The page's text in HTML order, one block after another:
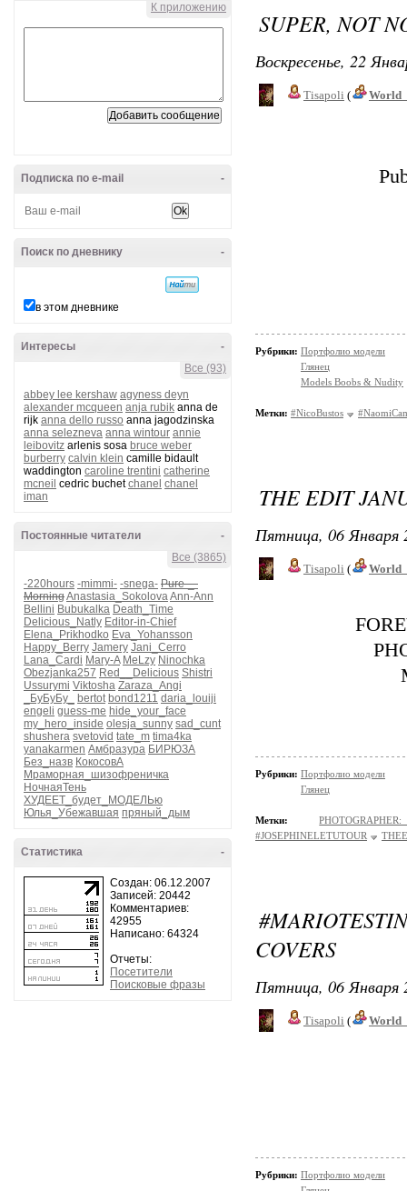
К приложению
-
Подписка по e-mail
-
Поиск по дневнику
в этом дневнике
-
Интересы
Все (93)
abbey lee kershaw agyness deyn
alexander mcqueen anja rubik anna de
rijk anna dello russo anna jagodzinska
anna selezneva anna wintour annie
leibovitz arlenis sosa bruce weber
burberry calvin klein camille bidault
waddington caroline trentini catherine
mcneil cedric buchetchanel chanel
iman
-
Постоянные читатели
Все (3865)
-220hours -mimmi- -snega- Pure-_-
MorningAnastasia_SokolovaAnn-Ann
Bellini Bubukalka Death_Time
Delicious_Natly Editor-in-Chief
Elena_Prikhodko Eva_Yohansson
Happy_Berry Jamery Jani_Cerro
Lana_Cardi Mary-A MeLzy Ninochka
Obezjanka257 Red__Delicious Shistri
Ussurymi Viktosha Zaraza_Angi
_БуБуБу_
bertot bond1211 daria_louiji
engeli guess-me hide_your_face
my_hero_inside olesja_sunny sad_cunt
shushera svetovid tate_m tima4ka
yanakarmen Амбразура БИРЮЗА
Без_назв КокосовА
Мраморная_шизофреничка
НочнаяТень
ХУДЕЕТ_будет_МОДЕЛЬю
Юлья_Убежавшая пряный_дым
-
Статистика
Создан: 06.12.2007
Записей: 20442
Комментариев:
42955
Написано: 64324
Отчеты:
Посетители
Поисковые фразы
SUPER, NOT
Воскресенье, 22
Tisapoli (
Рубрики: Портфолио модели
Глянец
Models Boobs & Nudity
Метки: #NicoBustos
THE EDIT
Пятница, 06 Января
Tisapoli (
Рубрики: Портфолио модели
Глянец
Метки:
#JOSEPHINELETUTOUR
COVERS
Пятница, 06 Января
Tisapoli (
Рубрики: Портфолио модели